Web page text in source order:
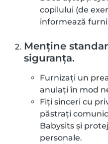
copilului (de
informează
Menține
siguranța.
Furnizați un
anulați în mod
Fiți sinceri cu
păstrați
Babysits și
personale.